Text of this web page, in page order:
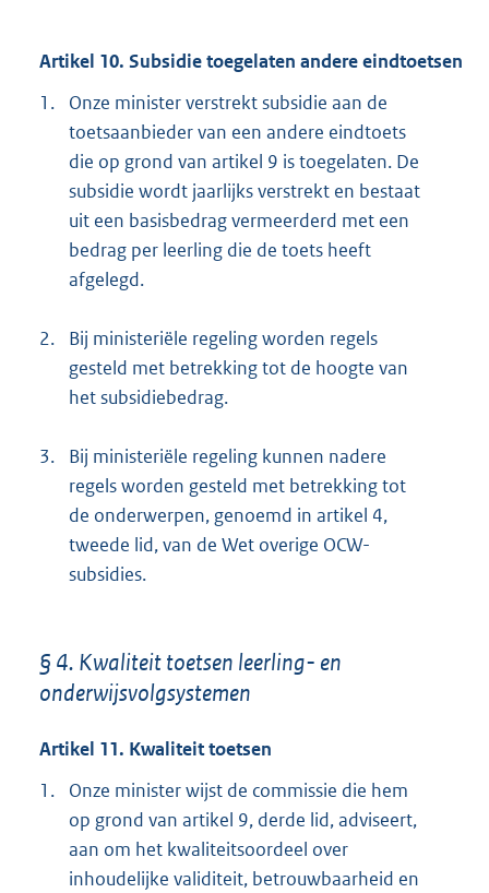
Artikel 10. Subsidie toegelaten andere eindtoetsen
1.
Onze minister verstrekt subsidie aan de
toetsaanbieder van een andere eindtoets
die op grond van artikel 9 is toegelaten. De
subsidie wordt jaarlijks verstrekt en bestaat
uit een basisbedrag vermeerderd met een
bedrag per leerling die de toets heeft
afgelegd.
2.
Bij ministeriële regeling worden regels
gesteld met betrekking tot de hoogte van
het subsidiebedrag.
3.
Bij ministeriële regeling kunnen nadere
regels worden gesteld met betrekking tot
de onderwerpen, genoemd in artikel 4,
tweede lid, van de Wet overige OCW-
subsidies.
§ 4. Kwaliteit toetsen leerling- en
onderwijsvolgsystemen
Artikel 11. Kwaliteit toetsen
1.
Onze minister wijst de commissie die hem
op grond van artikel 9, derde lid, adviseert,
aan om het kwaliteitsoordeel over
inhoudelijke validiteit, betrouwbaarheid en